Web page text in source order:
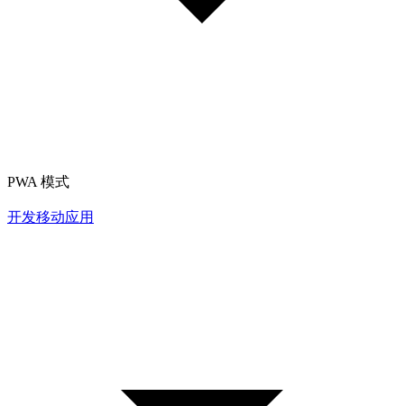
PWA 模式
开发移动应用